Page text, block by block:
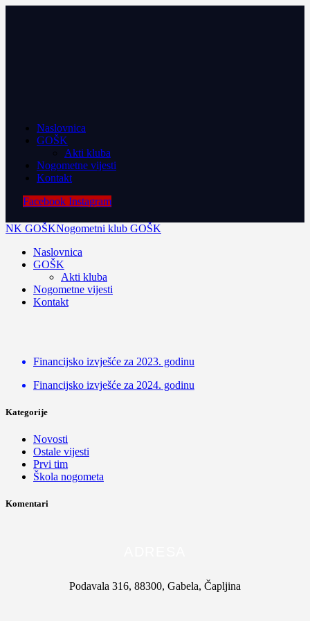
Naslovnica
GOŠK
Akti kluba
Nogometne vijesti
Kontakt
Facebook Instagram
NK GOŠKNogometni klub GOŠK
Naslovnica
GOŠK
Akti kluba
Nogometne vijesti
Kontakt
Financijsko izvješće za 2023. godinu
Financijsko izvješće za 2024. godinu
Kategorije
Novosti
Ostale vijesti
Prvi tim
Škola nogometa
Komentari
Podavala 316, 88300, Gabela, Čapljina